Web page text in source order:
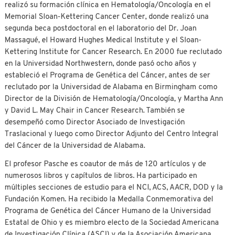
realizó su formación clínica en Hematología/Oncología en el
Memorial Sloan-Kettering Cancer Center, donde realizó una
segunda beca postdoctoral en el laboratorio del Dr. Joan
Massagué, el Howard Hughes Medical Institute y el Sloan-
Kettering Institute for Cancer Research. En 2000 fue reclutado
en la Universidad Northwestern, donde pasó ocho años y
estableció el Programa de Genética del Cáncer, antes de ser
reclutado por la Universidad de Alabama en Birmingham como
Director de la División de Hematología/Oncología, y Martha Ann
y David L. May Chair in Cancer Research. También se
desempeñó como Director Asociado de Investigación
Traslacional y luego como Director Adjunto del Centro Integral
del Cáncer de la Universidad de Alabama.
El profesor Pasche es coautor de más de 120 artículos y de
numerosos libros y capítulos de libros. Ha participado en
múltiples secciones de estudio para el NCI, ACS, AACR, DOD y la
Fundación Komen. Ha recibido la Medalla Conmemorativa del
Programa de Genética del Cáncer Humano de la Universidad
Estatal de Ohio y es miembro electo de la Sociedad Americana